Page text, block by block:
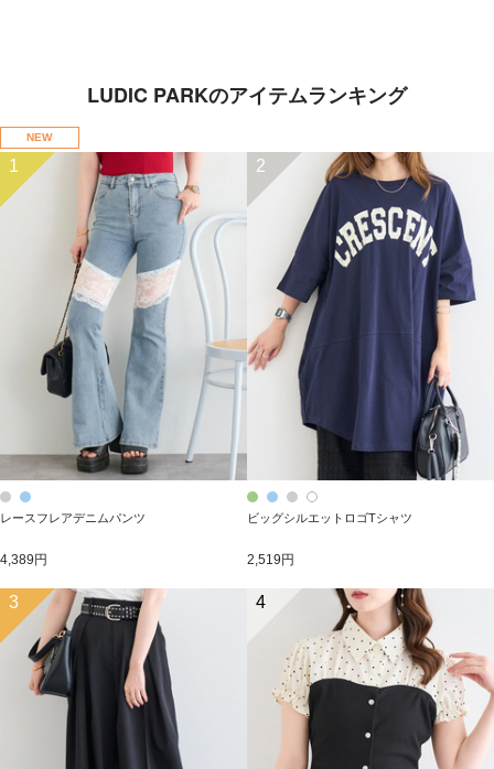
LUDIC PARKのアイテムランキング
NEW
1
レースフレアデニムパンツ
4,389円
2
ビッグシルエットロゴTシャツ
2,519円
3 4